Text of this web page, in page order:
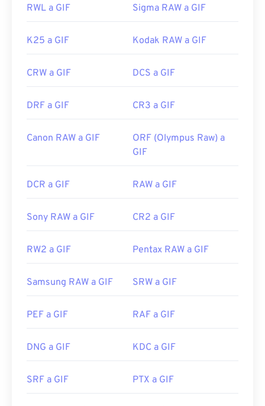
RWL a GIF Sigma RAW a GIF
K25 a GIF Kodak RAW a GIF
CRW a GIF DCS a GIF
DRF a GIF CR3 a GIF
Canon RAW a GIF
ORF (Olympus Raw) a
GIF
DCR a GIF RAW a GIF
Sony RAW a GIF CR2 a GIF
RW2 a GIF Pentax RAW a GIF
Samsung RAW a GIF SRW a GIF
PEF a GIF RAF a GIF
DNG a GIF KDC a GIF
SRF a GIF PTX a GIF